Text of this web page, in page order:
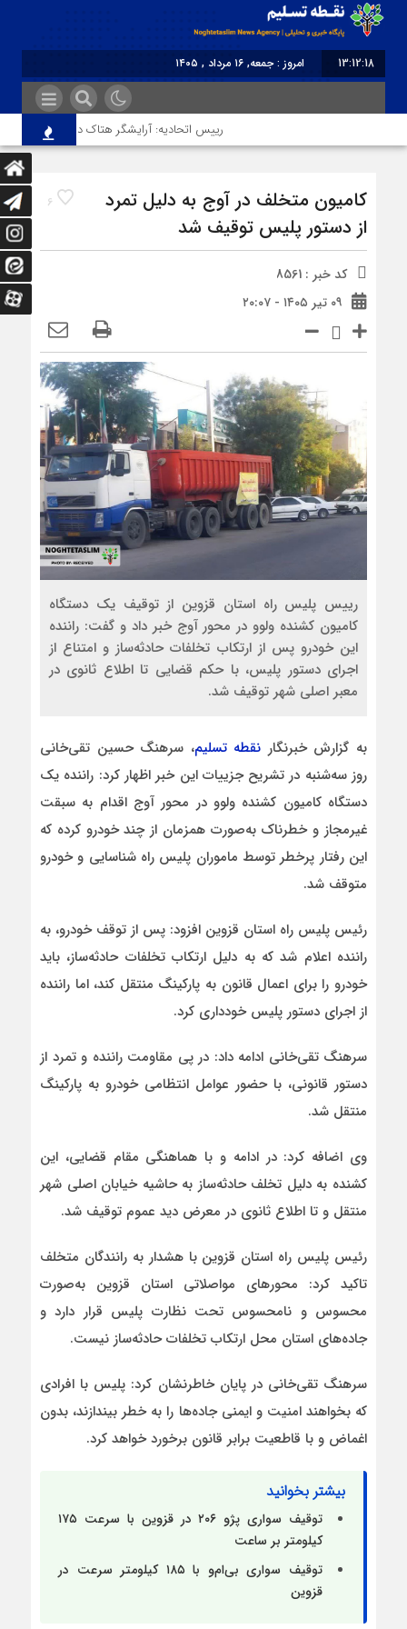
13:12:18
امروز : جمعه, ۱۶ مرداد , ۱۴۰۵
رییس اتحادیه: آرایشگر هتاک در قزوین عضو
6
کامیون متخلف در آوج به‌ دلیل تمرد
از دستور پلیس توقیف شد
کد خبر : 8561
۰۹ تیر ۱۴۰۵ - ۲۰:۰۷
رییس پلیس راه استان قزوین از توقیف یک دستگاه
کامیون کشنده ولوو در محور آوج خبر داد و گفت: راننده
این خودرو پس از ارتکاب تخلفات حادثه‌ساز و امتناع از
اجرای دستور پلیس، با حکم قضایی تا اطلاع ثانوی در
معبر اصلی شهر توقیف شد.
به گزارش خبرنگار نقطه تسلیم، سرهنگ حسین تقی‌خانی
روز سه‌شنبه در تشریح جزییات این خبر اظهار کرد: راننده یک
دستگاه کامیون کشنده ولوو در محور آوج اقدام به سبقت
غیرمجاز و خطرناک به‌صورت همزمان از چند خودرو کرده که
این رفتار پرخطر توسط ماموران پلیس راه شناسایی و خودرو
متوقف شد.
رئیس پلیس راه استان قزوین افزود: پس از توقف خودرو، به
راننده اعلام شد که به دلیل ارتکاب تخلفات حادثه‌ساز، باید
خودرو را برای اعمال قانون به پارکینگ منتقل کند، اما راننده
از اجرای دستور پلیس خودداری کرد.
سرهنگ تقی‌خانی ادامه داد: در پی مقاومت راننده و تمرد از
دستور قانونی، با حضور عوامل انتظامی خودرو به پارکینگ
منتقل شد.
وی اضافه کرد: در ادامه و با هماهنگی مقام قضایی، این
کشنده به دلیل تخلف حادثه‌ساز به حاشیه خیابان اصلی شهر
منتقل و تا اطلاع ثانوی در معرض دید عموم توقیف شد.
رئیس پلیس راه استان قزوین با هشدار به رانندگان متخلف
تاکید کرد: محورهای مواصلاتی استان قزوین به‌صورت
محسوس و نامحسوس تحت نظارت پلیس قرار دارد و
جاده‌های استان محل ارتکاب تخلفات حادثه‌ساز نیست.
سرهنگ تقی‌خانی در پایان خاطرنشان کرد: پلیس با افرادی
که بخواهند امنیت و ایمنی جاده‌ها را به خطر بیندازند، بدون
اغماض و با قاطعیت برابر قانون برخورد خواهد کرد.
بیشتر بخوانید
توقیف سواری پژو ۲۰۶ در قزوین با سرعت ۱۷۵
کیلومتر بر ساعت
توقیف سواری بی‌ام‌و با ۱۸۵ کیلومتر سرعت در
قزوین